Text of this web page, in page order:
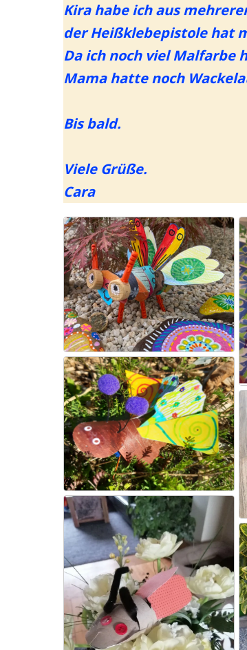
Kira habe ich aus
der Heiß­kle­be­pis­to­le hat
Da ich noch viel Mal­far­be
Mama hat­te noch
Bis bald.
Vie­le Grü­ße.
Cara